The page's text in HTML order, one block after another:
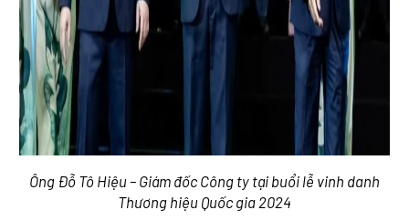
Ông Đỗ Tô Hiệu – Giám đốc Công ty tại buổi lễ vinh danh
Thương hiệu Quốc gia 2024